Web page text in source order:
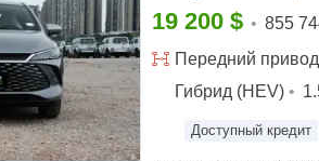
19 200 $ • 855
Передний привод
Гибрид (HEV) •
Доступный кредит